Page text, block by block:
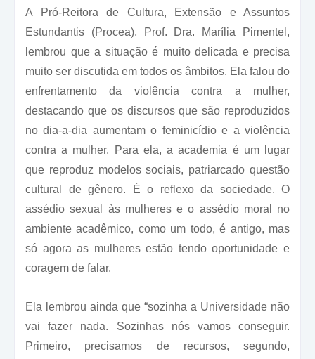
A Pró-Reitora de Cultura, Extensão e Assuntos
Estundantis (Procea), Prof. Dra. Marília Pimentel,
lembrou que a situação é muito delicada e precisa
muito ser discutida em todos os âmbitos. Ela falou do
enfrentamento da violência contra a mulher,
destacando que os discursos que são reproduzidos
no dia-a-dia aumentam o feminicídio e a violência
contra a mulher. Para ela, a academia é um lugar
que reproduz modelos sociais, patriarcado questão
cultural de gênero. É o reflexo da sociedade. O
assédio sexual às mulheres e o assédio moral no
ambiente acadêmico, como um todo, é antigo, mas
só agora as mulheres estão tendo oportunidade e
coragem de falar.
Ela lembrou ainda que “sozinha a Universidade não
vai fazer nada. Sozinhas nós vamos conseguir.
Primeiro, precisamos de recursos, segundo,